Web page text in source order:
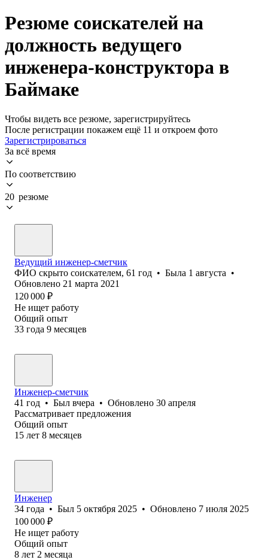
Резюме соискателей на
должность ведущего
инженера-конструктора в
Баймаке
Чтобы видеть все резюме, зарегистрируйтесь
После регистрации покажем ещё 11 и откроем фото
Зарегистрироваться
За всё время
По соответствию
20 резюме
Ведущий инженер-сметчик
ФИО скрыто соискателем, 61 год • Была 1 августа •
Обновлено 21 марта 2021
120 000 ₽
Не ищет работу
Общий опыт
33 года 9 месяцев
Инженер-сметчик
41 год • Был вчера • Обновлено 30 апреля
Рассматривает предложения
Общий опыт
15 лет 8 месяцев
Инженер
34 года • Был 5 октября 2025 • Обновлено 7 июля 2025
100 000 ₽
Не ищет работу
Общий опыт
8 лет 2 месяца